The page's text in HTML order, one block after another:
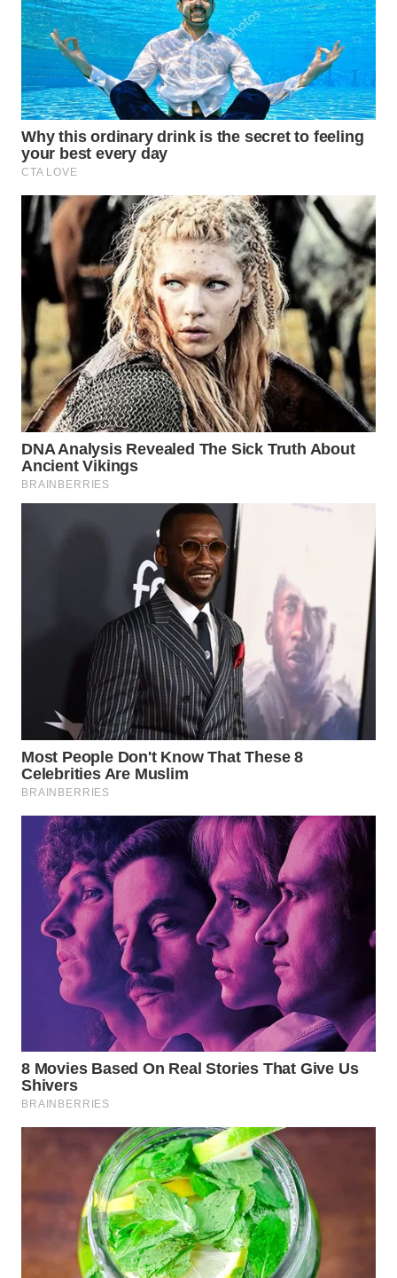
Wahana
Media
Group
WAHANA
NEWS
WAHANA
TANI
WAHANA
ADVOKAT
WAHANA
INFRASTRUKTUR
WAHANA
KONSUMEN
WAHANA
LISTRIK
WAHANANEWS
WAHANANEWS
CO ID
WAHANANEWS
NET
WAHANA
SPORT
WAHANA
UMKM
WAHANA
SELEB
PERSONA
WAHANA
WAHANA
DESA
WISATA